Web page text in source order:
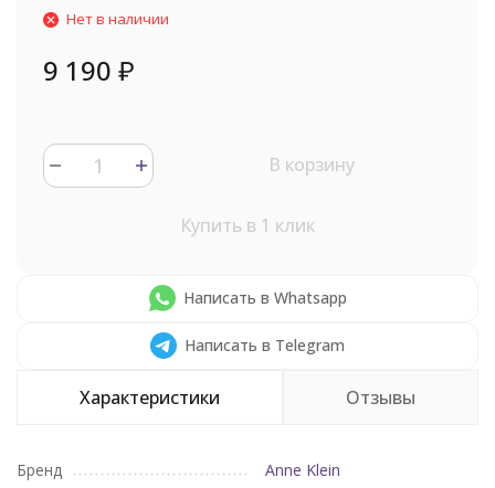
Нет в наличии
9 190 ₽
В корзину
Купить в 1 клик
Написать в Whatsapp
Написать в Telegram
Характеристики Отзывы
Бренд
Anne Klein